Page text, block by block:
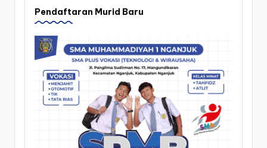
Pendaftaran Murid Baru